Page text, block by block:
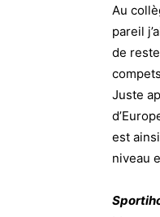
Au
pareil
de
Juste
est
niveau